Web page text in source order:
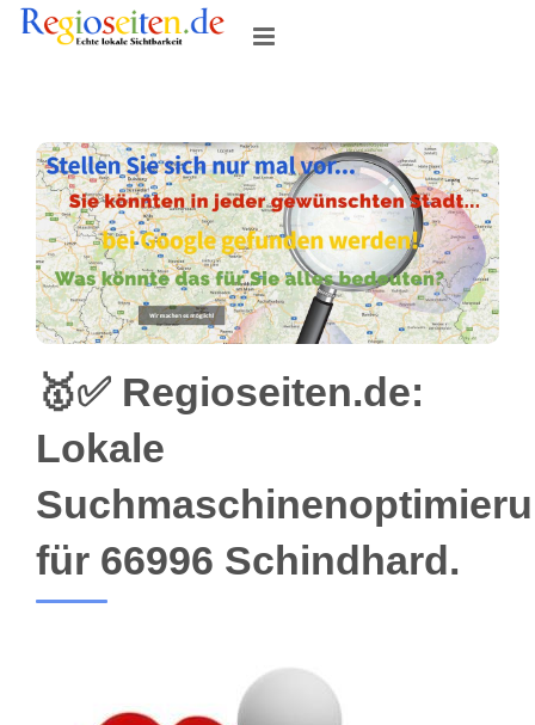
Skip
🥇✅ Regioseiten.de:
Lokale
für 66996 Schindhard.